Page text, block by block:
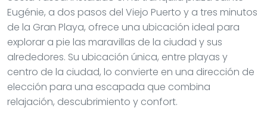
Eugénie, a dos pasos del Viejo Puerto y a tres minutos
de la Gran Playa, ofrece una ubicación ideal para
explorar a pie las maravillas de la ciudad y sus
alrededores. Su ubicación única, entre playas y
centro de la ciudad, lo convierte en una dirección de
elección para una escapada que combina
relajación, descubrimiento y confort.